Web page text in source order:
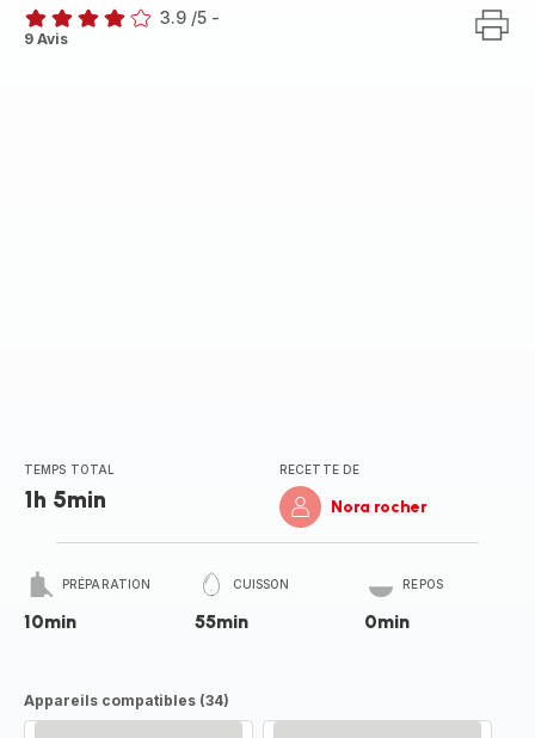
ratings.3.9
3.9 /5 -
9 Avis
TEMPS TOTAL
1h 5min
RECETTE DE
Nora rocher
PRÉPARATION
10min
CUISSON
55min
REPOS
0min
Appareils compatibles (34)